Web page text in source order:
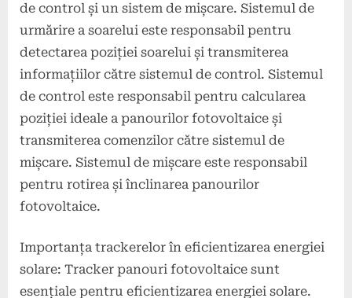
de control și un sistem de mișcare. Sistemul de
urmărire a soarelui este responsabil pentru
detectarea poziției soarelui și transmiterea
informațiilor către sistemul de control. Sistemul
de control este responsabil pentru calcularea
poziției ideale a panourilor fotovoltaice și
transmiterea comenzilor către sistemul de
mișcare. Sistemul de mișcare este responsabil
pentru rotirea și înclinarea panourilor
fotovoltaice.
Importanța trackerelor în eficientizarea energiei
solare: Tracker panouri fotovoltaice sunt
esențiale pentru eficientizarea energiei solare.